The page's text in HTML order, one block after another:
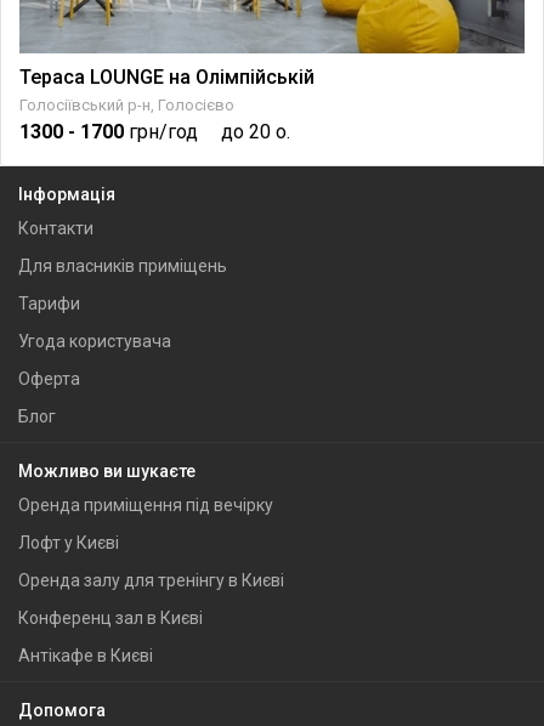
Тераса LOUNGE на Олімпійській
Голосіївський р-н, Голосієво
1300 - 1700 грн/год до 20 о.
Інформація
Контакти
Для власників приміщень
Тарифи
Угода користувача
Оферта
Блог
Можливо ви шукаєте
Оренда приміщення під вечірку
Лофт у Києві
Оренда залу для тренінгу в Києві
Конференц зал в Києві
Антікафе в Києві
Допомога